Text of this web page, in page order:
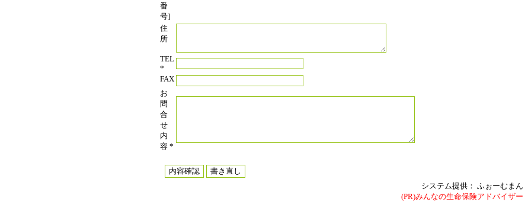
番
号]
住
所
TEL
*
FAX
お
問
合
せ
内
容 *
システム提供： ふぉーむまん
(PR)みんなの生命保険アドバイザー